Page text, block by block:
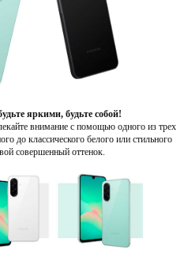
яркими, будьте собой!
внимание с помощью одного из трех
до классического белого или стильного
совершенный оттенок.